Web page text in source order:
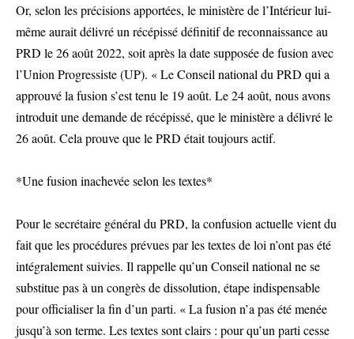
Or, selon les précisions apportées, le ministère de l’Intérieur lui-
même aurait délivré un récépissé définitif de reconnaissance au
PRD le 26 août 2022, soit après la date supposée de fusion avec
l’Union Progressiste (UP). « Le Conseil national du PRD qui a
approuvé la fusion s’est tenu le 19 août. Le 24 août, nous avons
introduit une demande de récépissé, que le ministère a délivré le
26 août. Cela prouve que le PRD était toujours actif.
*Une fusion inachevée selon les textes*
Pour le secrétaire général du PRD, la confusion actuelle vient du
fait que les procédures prévues par les textes de loi n’ont pas été
intégralement suivies. Il rappelle qu’un Conseil national ne se
substitue pas à un congrès de dissolution, étape indispensable
pour officialiser la fin d’un parti. « La fusion n’a pas été menée
jusqu’à son terme. Les textes sont clairs : pour qu’un parti cesse